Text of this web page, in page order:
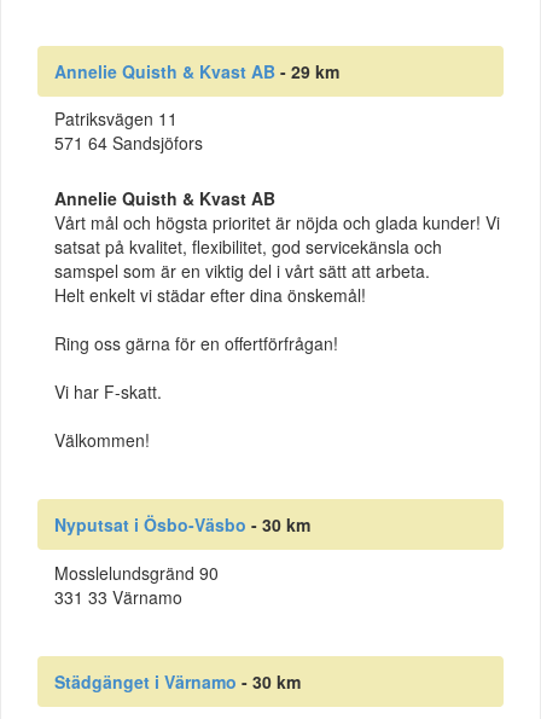
Annelie Quisth & Kvast AB - 29 km
Patriksvägen 11
571 64 Sandsjöfors
Annelie Quisth & Kvast AB
Vårt mål och högsta prioritet är nöjda och glada kunder! Vi
satsat på kvalitet, flexibilitet, god servicekänsla och
samspel som är en viktig del i vårt sätt att arbeta.
Helt enkelt vi städar efter dina önskemål!
Ring oss gärna för en offertförfrågan!
Vi har F-skatt.
Välkommen!
Nyputsat i Ösbo-Väsbo - 30 km
Mosslelundsgränd 90
331 33 Värnamo
Städgänget i Värnamo - 30 km